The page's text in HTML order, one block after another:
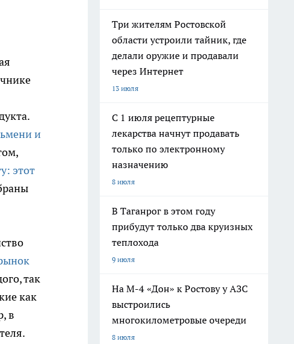
и
этот
так
как
в
Три жителям Ростовской
области устроили тайник, где
делали оружие и продавали
через Интернет
13 июля
С 1 июля рецептурные
лекарства начнут продавать
только по электронному
назначению
8 июля
В Таганрог в этом году
прибудут только два круизных
теплохода
9 июля
На М-4 «Дон» к Ростову у АЗС
выстроились
многокилометровые очереди
8 июля